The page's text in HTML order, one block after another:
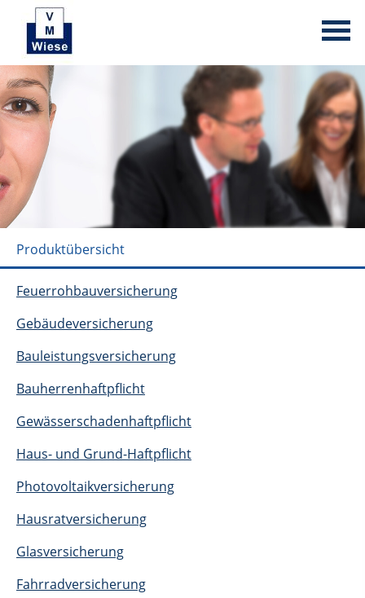
Produktübersicht
Feuerrohbauversicherung
Gebäudeversicherung
Bauleistungsversicherung
Bauherrenhaftpflicht
Gewässerschadenhaftpflicht
Haus- und Grund-Haftpflicht
Photovoltaikversicherung
Hausratversicherung
Glasversicherung
Fahrradversicherung